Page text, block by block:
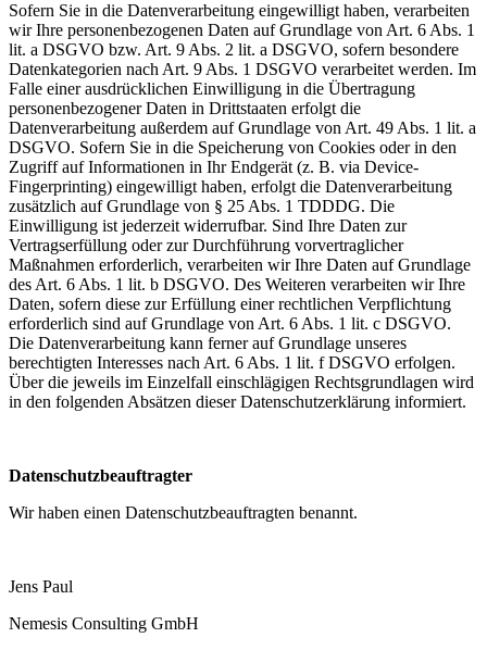
Sofern Sie in die Datenverarbeitung eingewilligt haben, verarbeiten
wir Ihre personenbezogenen Daten auf Grundlage von Art. 6 Abs. 1
lit. a DSGVO bzw. Art. 9 Abs. 2 lit. a DSGVO, sofern besondere
Datenkategorien nach Art. 9 Abs. 1 DSGVO verarbeitet werden. Im
Falle einer ausdrücklichen Einwilligung in die Übertragung
personenbezogener Daten in Drittstaaten erfolgt die
Datenverarbeitung außerdem auf Grundlage von Art. 49 Abs. 1 lit. a
DSGVO. Sofern Sie in die Speicherung von Cookies oder in den
Zugriff auf Informationen in Ihr Endgerät (z. B. via Device-
Fingerprinting) eingewilligt haben, erfolgt die Datenverarbeitung
zusätzlich auf Grundlage von § 25 Abs. 1 TDDDG. Die
Einwilligung ist jederzeit widerrufbar. Sind Ihre Daten zur
Vertragserfüllung oder zur Durchführung vorvertraglicher
Maßnahmen erforderlich, verarbeiten wir Ihre Daten auf Grundlage
des Art. 6 Abs. 1 lit. b DSGVO. Des Weiteren verarbeiten wir Ihre
Daten, sofern diese zur Erfüllung einer rechtlichen Verpflichtung
erforderlich sind auf Grundlage von Art. 6 Abs. 1 lit. c DSGVO.
Die Datenverarbeitung kann ferner auf Grundlage unseres
berechtigten Interesses nach Art. 6 Abs. 1 lit. f DSGVO erfolgen.
Über die jeweils im Einzelfall einschlägigen Rechtsgrundlagen wird
in den folgenden Absätzen dieser Datenschutzerklärung informiert.
Datenschutzbeauftragter
Wir haben einen Datenschutzbeauftragten benannt.
Jens Paul
Nemesis Consulting GmbH